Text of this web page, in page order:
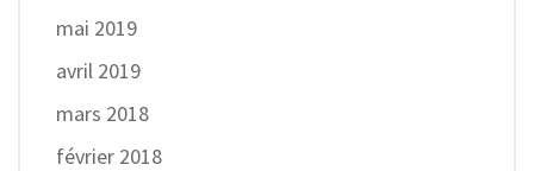
mai 2019
avril 2019
mars 2018
février 2018